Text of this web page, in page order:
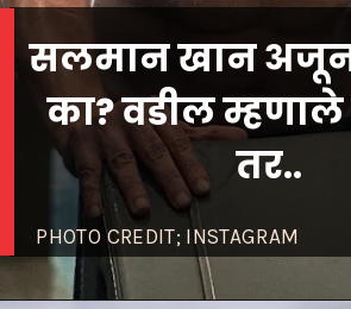
PHOTO CREDIT; INSTAGRAM
सलमान खान
का? वडील म्हणाले
तर..